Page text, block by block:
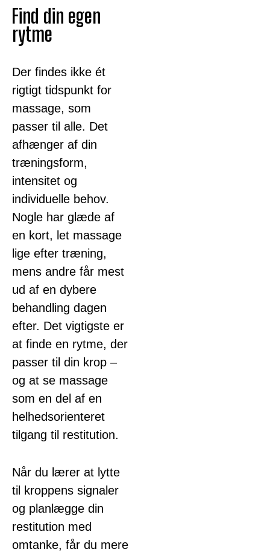
Find din egen
rytme
Der findes ikke ét
rigtigt tidspunkt for
massage, som
passer til alle. Det
afhænger af din
træningsform,
intensitet og
individuelle behov.
Nogle har glæde af
en kort, let massage
lige efter træning,
mens andre får mest
ud af en dybere
behandling dagen
efter. Det vigtigste er
at finde en rytme, der
passer til din krop –
og at se massage
som en del af en
helhedsorienteret
tilgang til restitution.
Når du lærer at lytte
til kroppens signaler
og planlægge din
restitution med
omtanke, får du mere